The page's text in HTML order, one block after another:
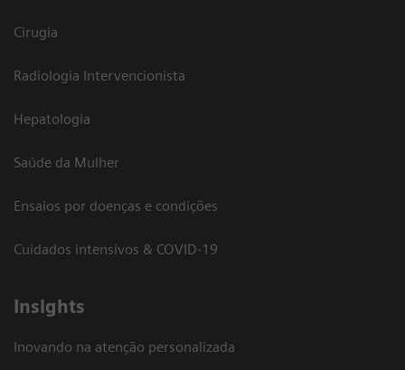
Cirugia
Radiologia Intervencionista
Hepatologia
Saúde da Mulher
Ensaios por doenças e condições
Cuidados intensivos & COVID-19
Insights
Inovando na atenção personalizada